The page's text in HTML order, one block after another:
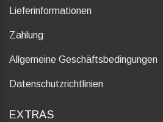
Lieferinformationen
Zahlung
Allgemeine Geschäftsbedingungen
Datenschutzrichtlinien
EXTRAS